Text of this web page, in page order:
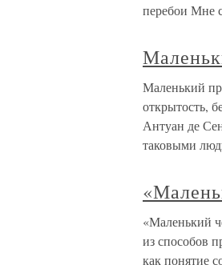
перебои Мне
Маленький
открытость,
Антуан де
таковыми
«Маленький
из способов
как понятие